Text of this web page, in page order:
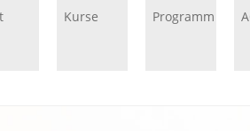
Kurse Programm